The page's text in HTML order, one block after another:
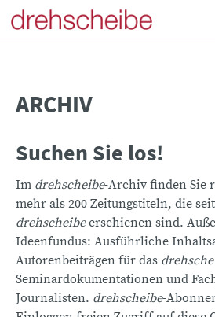
ARCHIV
Suchen Sie los!
Im drehscheibe-Archiv finden Sie
mehr als 200 Zeitungstiteln, die
drehscheibeerschienen sind.
Ideenfundus: Ausführliche
Autorenbeiträgen für das
Seminardokumentationen und
Journalisten. drehscheibe-